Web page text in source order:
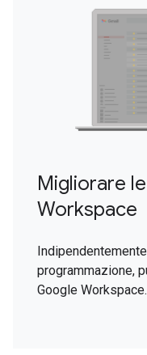
Migliorare
Workspace
programmazione,
Google Workspace.